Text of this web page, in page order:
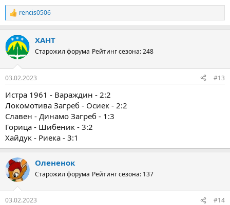
Р
е
к
ц
и
rencis0506
ХАНТ
Старожил форума Рейтинг сезона: 248
03.02.2023 #13
Истра 1961 - Вараждин - 2:2
Локомотива Загреб - Осиек - 2:2
Славен - Динамо Загреб - 1:3
Горица - Шибеник - 3:2
Хайдук - Риека - 3:1
Олененок
Старожил форума Рейтинг сезона: 137
03.02.2023 #14